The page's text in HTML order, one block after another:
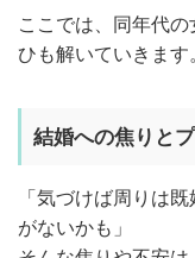
ここでは、同年代
ひも解いていきます。
結婚への焦りと
「気づけば周りは
がないかも」